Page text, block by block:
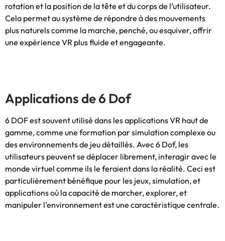
rotation et la position de la tête et du corps de l’utilisateur.
Cela permet au système de répondre à des mouvements
plus naturels comme la marche, penché, ou esquiver, offrir
une expérience VR plus fluide et engageante.
Applications de 6 Dof
6 DOF est souvent utilisé dans les applications VR haut de
gamme, comme une formation par simulation complexe ou
des environnements de jeu détaillés. Avec 6 Dof, les
utilisateurs peuvent se déplacer librement, interagir avec le
monde virtuel comme ils le feraient dans la réalité. Ceci est
particulièrement bénéfique pour les jeux, simulation, et
applications où la capacité de marcher, explorer, et
manipuler l'environnement est une caractéristique centrale.